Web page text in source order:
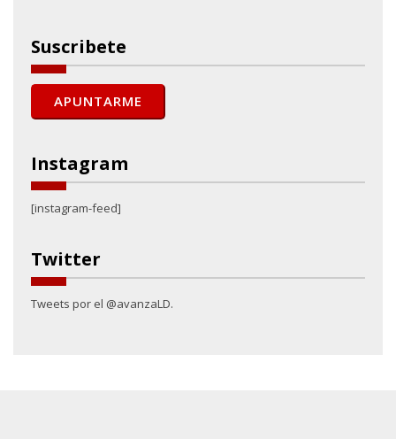
Suscribete
Instagram
[instagram-feed]
Twitter
Tweets por el @avanzaLD.